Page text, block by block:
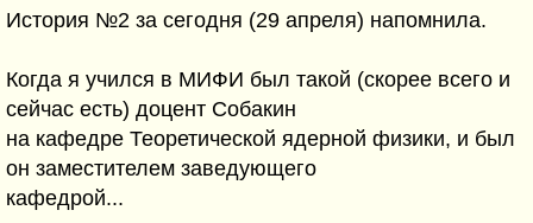
История №2 за сегодня (29 апреля) напомнила.
Когда я учился в МИФИ был такой (скорее всего и
сейчас есть) доцент Собакин
на кафедре Теоретической ядерной физики, и был
он заместителем заведующего
кафедрой...